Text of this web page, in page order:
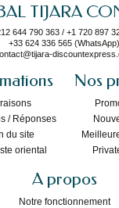
TIJARA
644 790 363 / +1 720 897
+33 624 336 565 (WhatsApp)
/ Réponses
du site
oriental
Nos
A propos
Notre fonctionnement